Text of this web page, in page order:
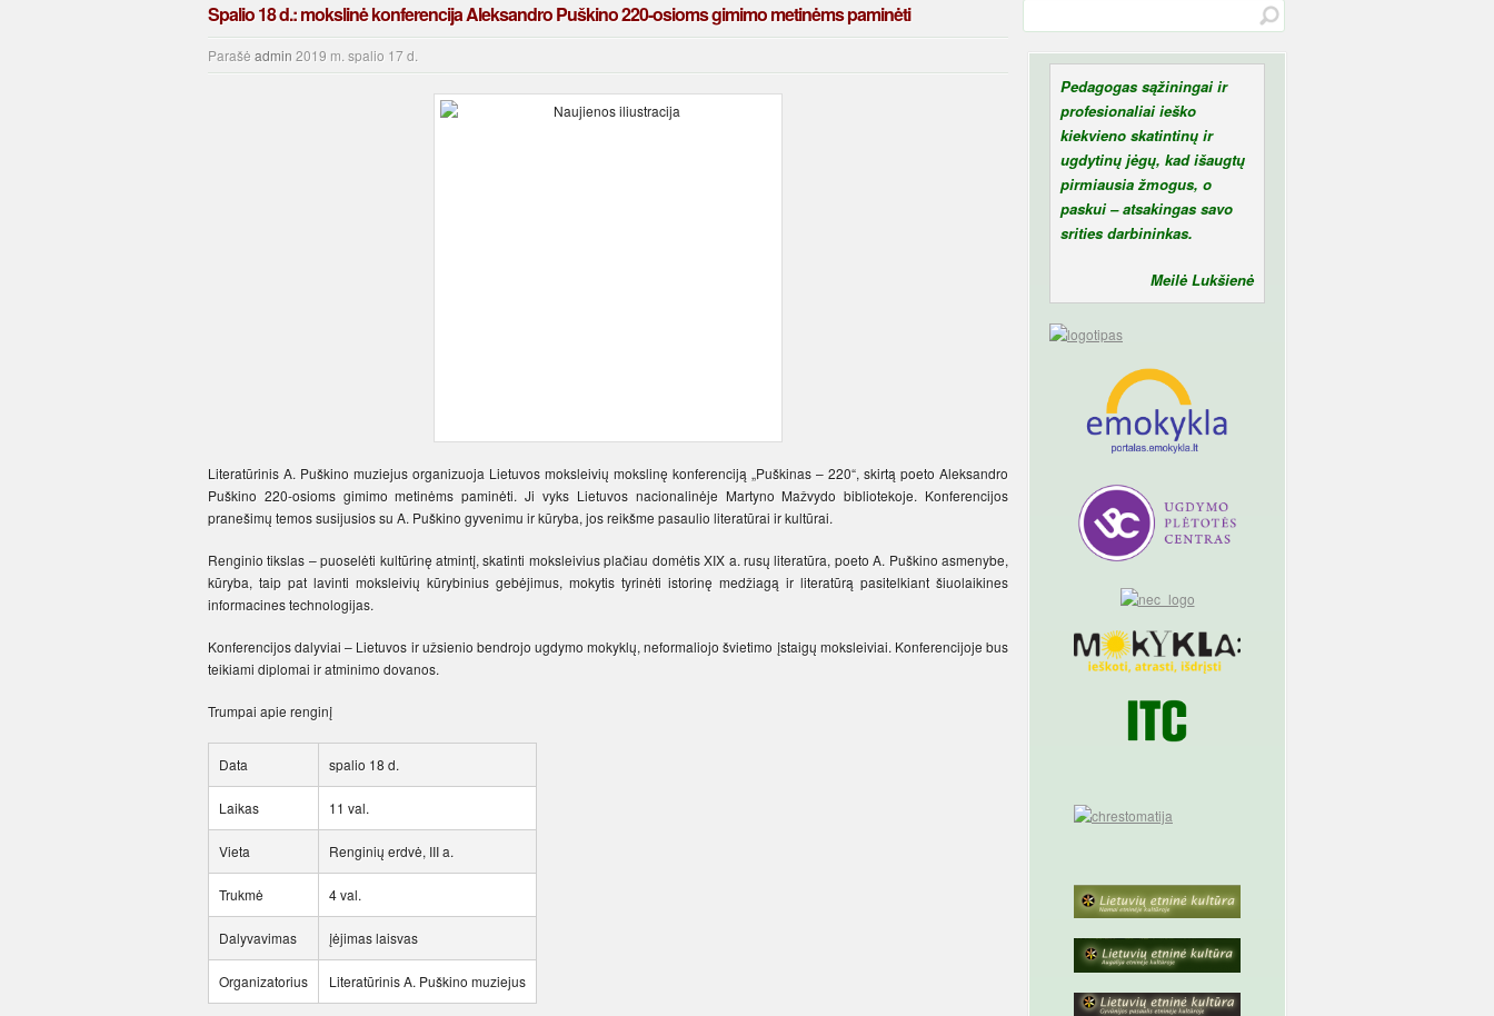
Spalio 18 d.: mokslinė konferencija Aleksandro Puškino 220-osioms gimimo metinėms paminėti
Parašė admin 2019 m. spalio 17 d.
Literatūrinis A. Puškino muziejus organizuoja Lietuvos moksleivių mokslinę konferenciją „Puškinas – 220“, skirtą poeto Aleksandro
Puškino 220-osioms gimimo metinėms paminėti. Ji vyks Lietuvos nacionalinėje Martyno Mažvydo bibliotekoje. Konferencijos
pranešimų temos susijusios su A. Puškino gyvenimu ir kūryba, jos reikšme pasaulio literatūrai ir kultūrai.
Renginio tikslas – puoselėti kultūrinę atmintį, skatinti moksleivius plačiau domėtis XIX a. rusų literatūra, poeto A. Puškino asmenybe,
kūryba, taip pat lavinti moksleivių kūrybinius gebėjimus, mokytis tyrinėti istorinę medžiagą ir literatūrą pasitelkiant šiuolaikines
informacines technologijas.
Konferencijos dalyviai – Lietuvos ir užsienio bendrojo ugdymo mokyklų, neformaliojo švietimo įstaigų moksleiviai. Konferencijoje bus
teikiami diplomai ir atminimo dovanos.
Trumpai apie renginį
Data spalio 18 d.
Laikas 11 val.
Vieta Renginių erdvė, III a.
Trukmė 4 val.
Dalyvavimas įėjimas laisvas
Organizatorius Literatūrinis A. Puškino muziejus
Pedagogas sąžiningai ir
profesionaliai ieško
kiekvieno skatintinų ir
ugdytinų jėgų, kad išaugtų
pirmiausia žmogus, o
paskui – atsakingas savo
srities darbininkas.
Meilė Lukšienė